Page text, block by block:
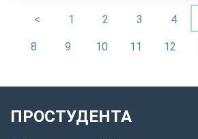
< 1 2 3 4
8 9 10 11 12
ПРОСТУДЕНТА